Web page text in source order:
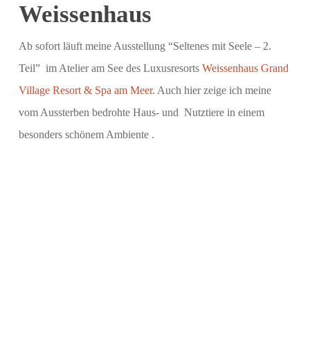
Weissenhaus
Ab sofort läuft meine Ausstellung “Seltenes mit Seele – 2.
Teil” im Atelier am See des Luxusresorts Weissenhaus Grand
Village Resort & Spa am Meer. Auch hier zeige ich meine
vom Aussterben bedrohte Haus- und Nutztiere in einem
besonders schönem Ambiente .